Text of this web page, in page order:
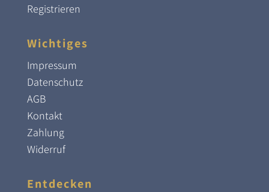
Registrieren
Wichtiges
Impressum
Datenschutz
AGB
Kontakt
Zahlung
Widerruf
Entdecken